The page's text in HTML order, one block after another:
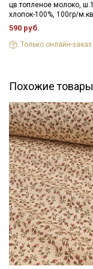
- гладить с
Цветопередача
цвета ткани в
зависимости от
цв.топленое молоко,
хлопок-100%, 100гр/м.кв
590 руб.
Только онлайн-заказ
Похожие товары
Секретная